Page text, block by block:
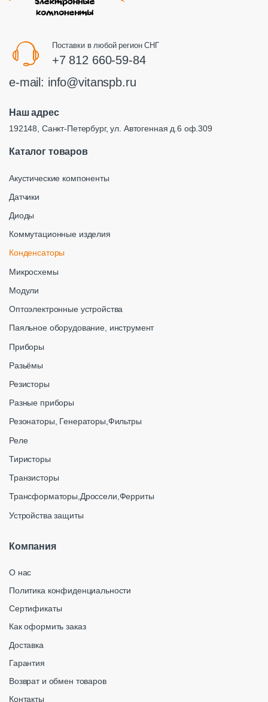
Поставки в любой регион СНГ
+7 812 660-59-84
e-mail: info@vitanspb.ru
Наш адрес
192148, Санкт-Петербург, ул. Автогенная д.6 оф.309
Каталог товаров
Акустические компоненты
Датчики
Диоды
Коммутационные изделия
Конденсаторы
Микросхемы
Модули
Оптоэлектронные устройства
Паяльное оборудование, инструмент
Приборы
Разьёмы
Резисторы
Разные приборы
Резонаторы, Генераторы,Фильтры
Реле
Тиристоры
Транзисторы
Трансформаторы,Дроссели,Ферриты
Устройства защиты
Компания
О нас
Политика конфиденциальности
Сертификаты
Как оформить заказ
Доставка
Гарантия
Возврат и обмен товаров
Контакты